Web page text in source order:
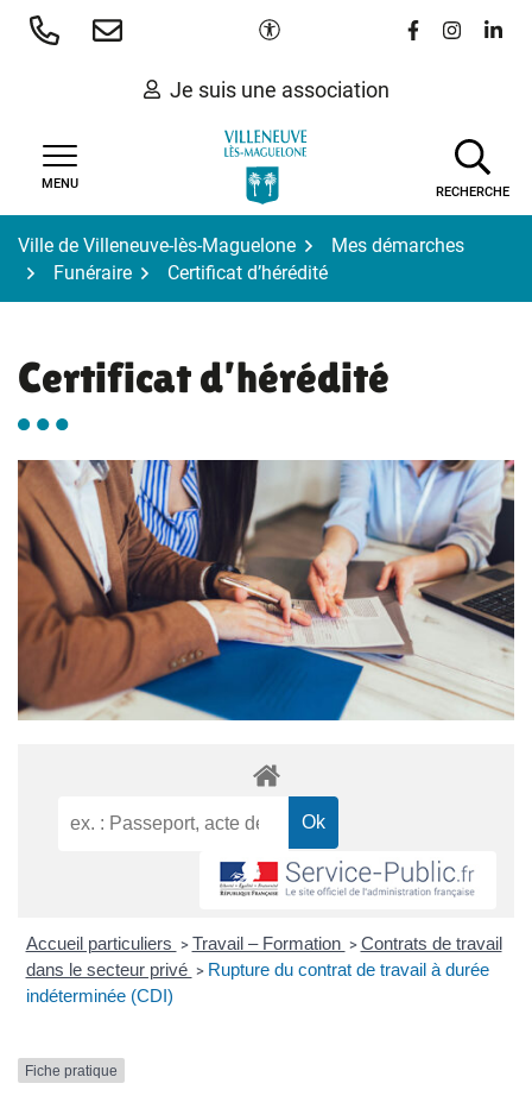
Aller
Paramètres d'accessibilité
Lien vers le
Lien vers
Lien
Je suis une association
MENU
RECHERCHE
Ville de Villeneuve-lès-Maguelone
Mes démarches
Funéraire
Certificat d’hérédité
Certificat d’hérédité
Accueil particuliers > Travail – Formation > Contrats de travail
dans le secteur privé > Rupture du contrat de travail à durée
indéterminée (CDI)
Fiche pratique